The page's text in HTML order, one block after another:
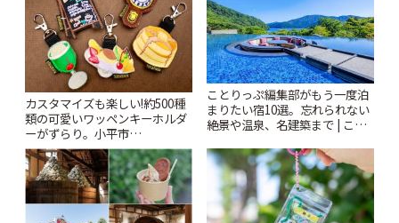
カスタマイズも楽しい!約500種
類の可愛いワッペンキーホルダ
ーがずらり。小平市
「Kimamaya T&K」 | ことりっ
ぷ
ことりっぷ編集部がもう一度泊
まりたい宿10選。忘れられない
絶景や温泉、名建築まで | こと